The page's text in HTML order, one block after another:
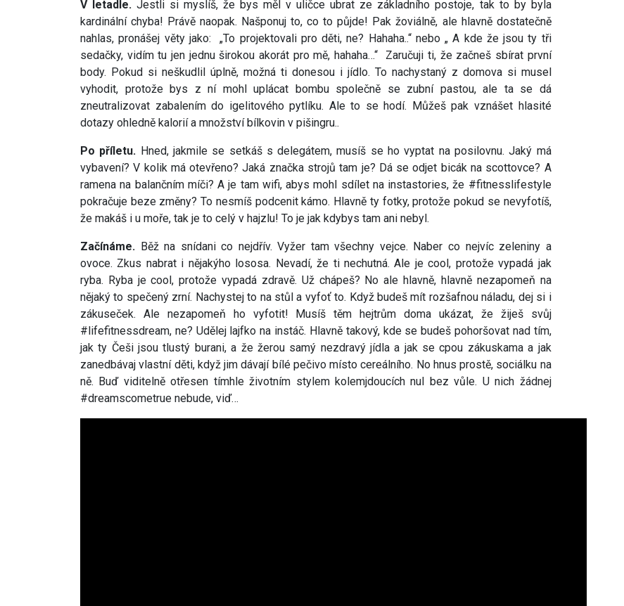
V letadle. Jestli si myslíš, že bys měl v uličce ubrat ze základního postoje, tak to by byla
kardinální chyba! Právě naopak. Našponuj to, co to půjde! Pak žoviálně, ale hlavně dostatečně
nahlas, pronášej věty jako: „To projektovali pro děti, ne? Hahaha..“ nebo „ A kde že jsou ty tři
sedačky, vidím tu jen jednu širokou akorát pro mě, hahaha…“ Zaručuji ti, že začneš sbírat první
body. Pokud si neškudlil úplně, možná ti donesou i jídlo. To nachystaný z domova si musel
vyhodit, protože bys z ní mohl uplácat bombu společně se zubní pastou, ale ta se dá
zneutralizovat zabalením do igelitového pytlíku. Ale to se hodí. Můžeš pak vznášet hlasité
dotazy ohledně kalorií a množství bílkovin v pišingru..
Po příletu. Hned, jakmile se setkáš s delegátem, musíš se ho vyptat na posilovnu. Jaký má
vybavení? V kolik má otevřeno? Jaká značka strojů tam je? Dá se odjet bicák na scottovce? A
ramena na balančním míči? A je tam wifi, abys mohl sdílet na instastories, že #fitnesslifestyle
pokračuje beze změny? To nesmíš podcenit kámo. Hlavně ty fotky, protože pokud se nevyfotíš,
že makáš i u moře, tak je to celý v hajzlu! To je jak kdybys tam ani nebyl.
Začínáme. Běž na snídani co nejdřív. Vyžer tam všechny vejce. Naber co nejvíc zeleniny a
ovoce. Zkus nabrat i nějakýho lososa. Nevadí, že ti nechutná. Ale je cool, protože vypadá jak
ryba. Ryba je cool, protože vypadá zdravě. Už chápeš? No ale hlavně, hlavně nezapomeň na
nějaký to spečený zrní. Nachystej to na stůl a vyfoť to. Když budeš mít rozšafnou náladu, dej si i
zákuseček. Ale nezapomeň ho vyfotit! Musíš těm hejtrům doma ukázat, že žiješ svůj
#lifefitnessdream, ne? Udělej lajfko na instáč. Hlavně takový, kde se budeš pohoršovat nad tím,
jak ty Češi jsou tlustý burani, a že žerou samý nezdravý jídla a jak se cpou zákuskama a jak
zanedbávaj vlastní děti, když jim dávají bílé pečivo místo cereálního. No hnus prostě, sociálku na
ně. Buď viditelně otřesen tímhle životním stylem kolemjdoucích nul bez vůle. U nich žádnej
#dreamscometrue nebude, viď…